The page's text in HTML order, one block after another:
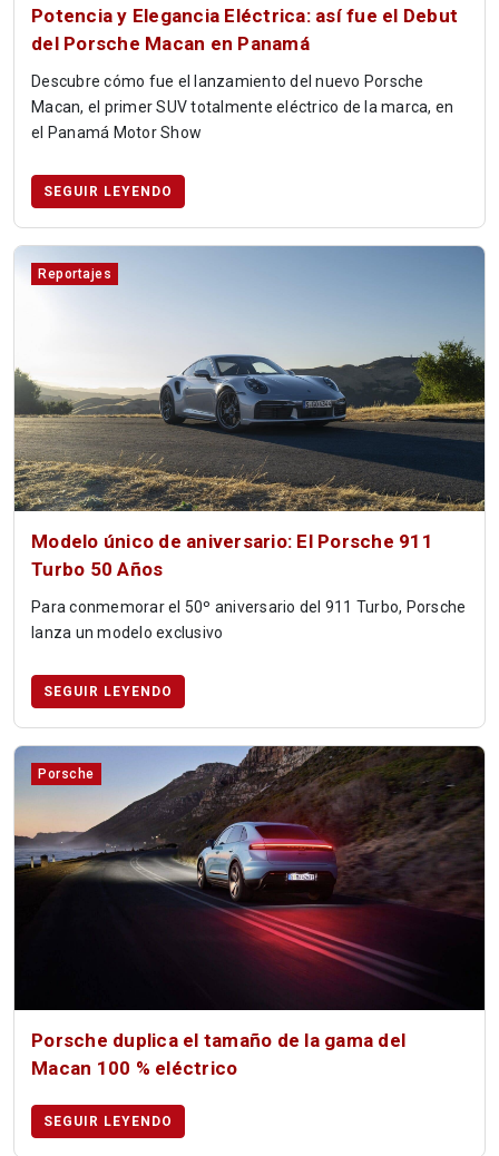
Potencia y Elegancia Eléctrica: así fue el Debut
del Porsche Macan en Panamá
Descubre cómo fue el lanzamiento del nuevo Porsche
Macan, el primer SUV totalmente eléctrico de la marca, en
el Panamá Motor Show
SEGUIR LEYENDO
Reportajes
Modelo único de aniversario: El Porsche 911
Turbo 50 Años
Para conmemorar el 50º aniversario del 911 Turbo, Porsche
lanza un modelo exclusivo
SEGUIR LEYENDO
Porsche
Porsche duplica el tamaño de la gama del
Macan 100 % eléctrico
SEGUIR LEYENDO